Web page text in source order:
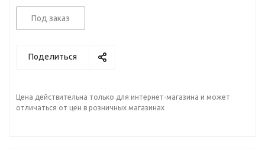
Под заказ
Поделиться
Цена действительна только для интернет-магазина и может
отличаться от цен в розничных магазинах